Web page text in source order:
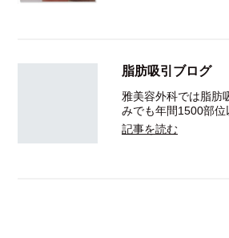
脂肪吸引ブログ
雅美容外科では脂肪
みでも年間1500部位
記事を読む